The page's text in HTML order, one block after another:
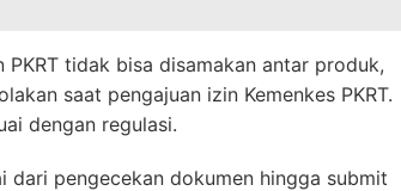
tidak bisa disamakan antar produk,
saat pengajuan izin Kemenkes PKRT.
dengan regulasi.
dari pengecekan dokumen hingga submit